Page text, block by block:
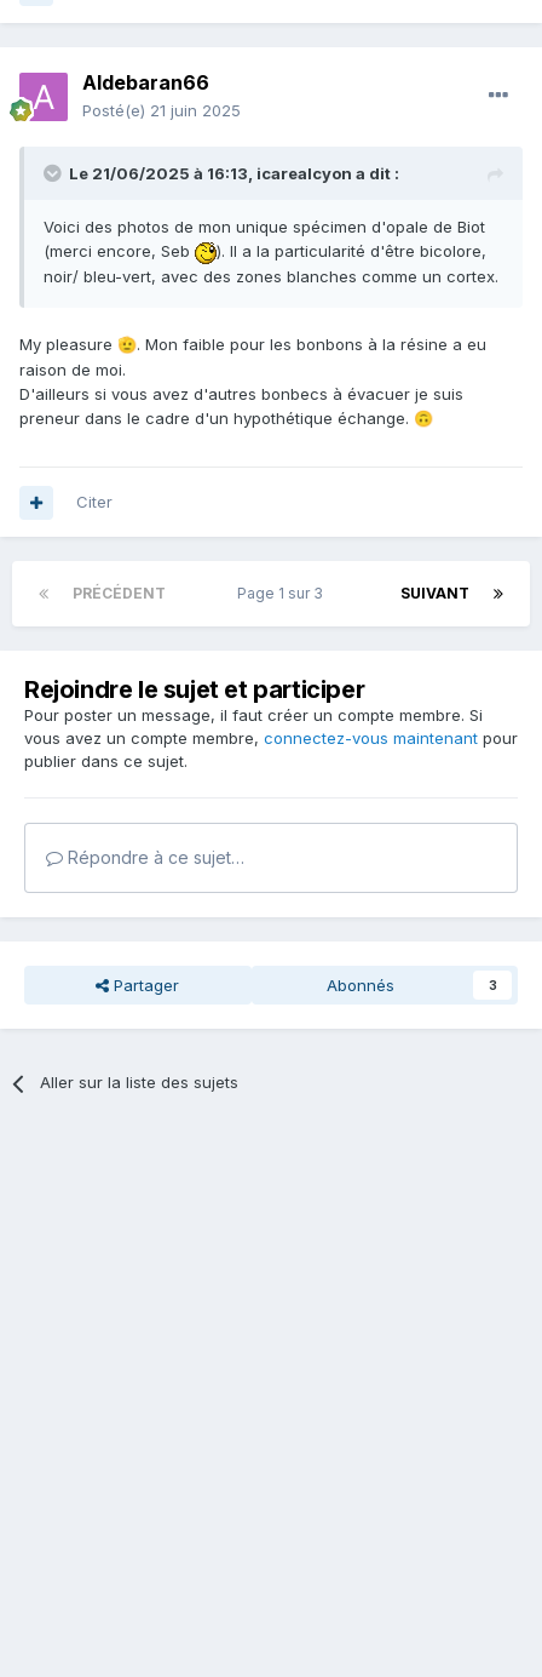
Aldebaran66
Posté(e) 21 juin 2025
Le 21/06/2025 à 16:13, icarealcyon a dit :
Voici des photos de mon unique spécimen d'opale de Biot
(merci encore, Seb
). Il a la particularité d'être bicolore,
noir/ bleu-vert, avec des zones blanches comme un cortex.
My pleasure 🫡. Mon faible pour les bonbons à la résine a eu
raison de moi.
D'ailleurs si vous avez d'autres bonbecs à évacuer je suis
preneur dans le cadre d'un hypothétique échange. 🙃
Citer
PRÉCÉDENT SUIVANT
Page 1 sur 3
Rejoindre le sujet et participer
Pour poster un message, il faut créer un compte membre. Si
vous avez un compte membre, connectez-vous maintenant pour
publier dans ce sujet.
Répondre à ce sujet…
Partager Abonnés 3
Aller sur la liste des sujets